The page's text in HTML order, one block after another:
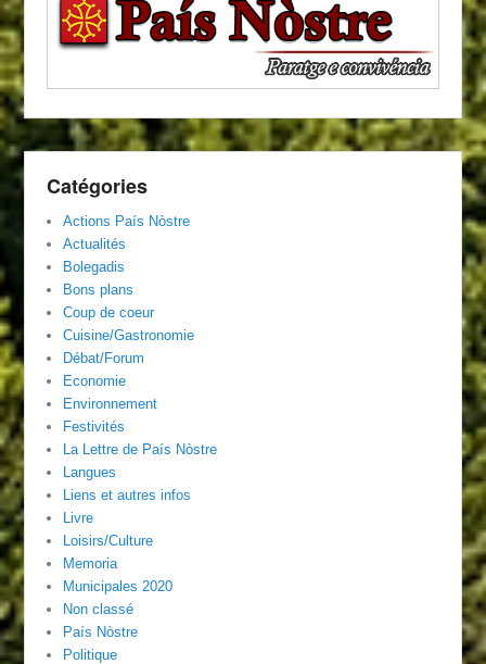
Catégories
Actions País Nòstre
Actualités
Bolegadis
Bons plans
Coup de coeur
Cuisine/Gastronomie
Débat/Forum
Economie
Environnement
Festivités
La Lettre de País Nòstre
Langues
Liens et autres infos
Livre
Loisirs/Culture
Memoria
Municipales 2020
Non classé
País Nòstre
Politique